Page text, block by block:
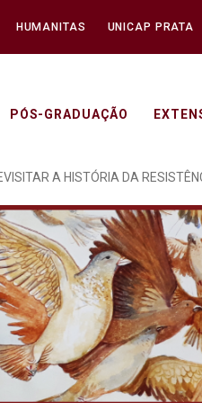
HUMANITAS UNICAP PRATA
PÓS-GRADUAÇÃO
A HISTÓRIA DA